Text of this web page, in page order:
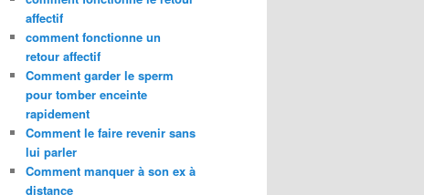
affectif
comment fonctionne un
retour affectif
Comment garder le sperm
pour tomber enceinte
rapidement
Comment le faire revenir sans
lui parler
Comment manquer à son ex à
distance